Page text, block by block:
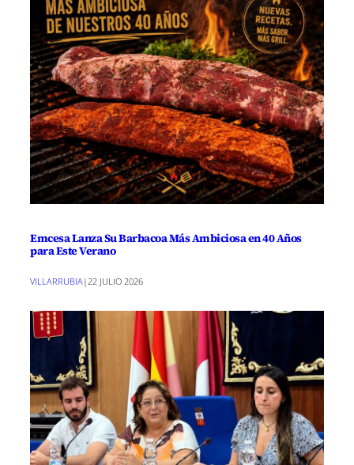
Emcesa Lanza Su Barbacoa Más Ambiciosa en 40 Años
para Este Verano
VILLARRUBIA | 22 JULIO 2026